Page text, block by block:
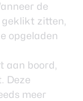
de
geklikt zitten,
opgeladen
aan boord,
Deze
meer